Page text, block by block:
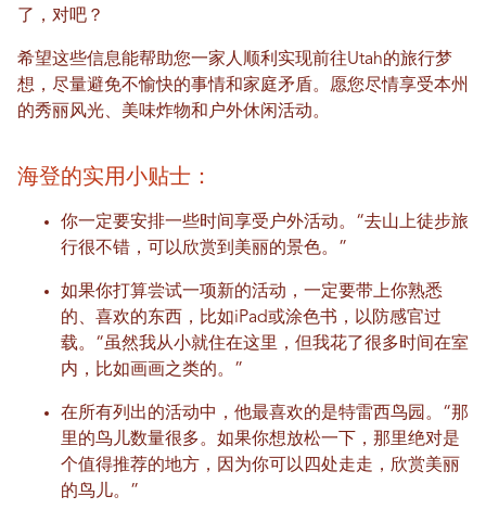
了，对吧？
希望这些信息能帮助您一家人顺利实现前往Utah的旅行梦
想，尽量避免不愉快的事情和家庭矛盾。愿您尽情享受本州
的秀丽风光、美味炸物和户外休闲活动。
海登的实用小贴士：
你一定要安排一些时间享受户外活动。“去山上徒步旅
行很不错，可以欣赏到美丽的景色。”
如果你打算尝试一项新的活动，一定要带上你熟悉
的、喜欢的东西，比如iPad或涂色书，以防感官过
载。“虽然我从小就住在这里，但我花了很多时间在室
内，比如画画之类的。”
在所有列出的活动中，他最喜欢的是特雷西鸟园。“那
里的鸟儿数量很多。如果你想放松一下，那里绝对是
个值得推荐的地方，因为你可以四处走走，欣赏美丽
的鸟儿。”